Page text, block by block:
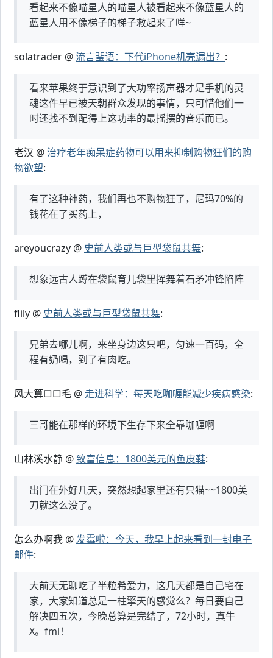
看起来不像喵星人的喵星人被看起来不像蓝星人的
蓝星人用不像梯子的梯子救起来了咩~
solatrader @流言蜚语：下代iPhone机壳漏出？ :
看来苹果终于意识到了大功率扬声器才是手机的灵
魂这件早已被天朝群众发现的事情，只可惜他们一
时还找不到配得上这功率的最摇摆的音乐而已。
老汉 @ 治疗老年痴呆症药物可以用来抑制购物狂们的购
物欲望:
有了这种神药，我们再也不购物狂了，尼玛70%的
钱花在了买药上，
areyoucrazy @ 史前人类或与巨型袋鼠共舞:
想象远古人蹲在袋鼠育儿袋里挥舞着石矛冲锋陷阵
flily @ 史前人类或与巨型袋鼠共舞:
兄弟去哪儿啊，来坐身边这只吧，匀速一百码，全
程有奶喝，到了有肉吃。
风大算□□毛 @ 走进科学：每天吃咖喱能减少疾病感染:
三哥能在那样的环境下生存下来全靠咖喱啊
山林溪水静 @致富信息：1800美元的鱼皮鞋:
出门在外好几天，突然想起家里还有只猫~~1800美
刀就这么没了。
怎么办啊我 @发霉啦：今天，我早上起来看到一封电子
邮件:
大前天无聊吃了半粒希爱力，这几天都是自己宅在
家，大家知道总是一柱擎天的感觉么？每日要自己
解决四五次，今晚总算是完结了，72小时，真牛
X。fml！